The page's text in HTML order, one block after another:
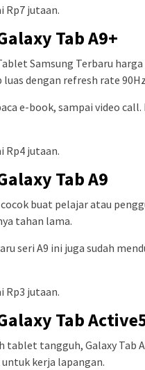
Rp7 jutaan.
Tab A9+
Samsung Terbaru
luas dengan refresh rate
e-book, sampai video
Rp4 jutaan.
Tab A9
buat pelajar atau
tahan lama.
seri A9 ini juga sudah
Rp3 jutaan.
Tab
tablet tangguh, Galaxy Tab
kerja lapangan.